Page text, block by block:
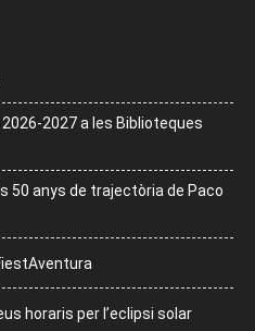
2027 a les Biblioteques
50 anys de trajectòria de Paco
horaris per l’eclipsi solar